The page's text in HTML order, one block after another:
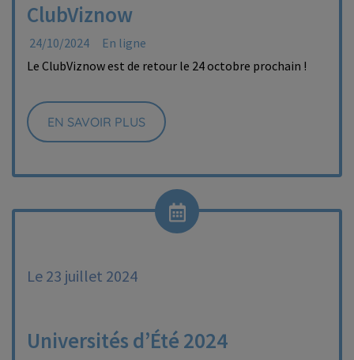
ClubViznow
24/10/2024
En ligne
Le ClubViznow est de retour le 24 octobre prochain !
EN SAVOIR PLUS
Le 23 juillet 2024
Universités d’Été 2024